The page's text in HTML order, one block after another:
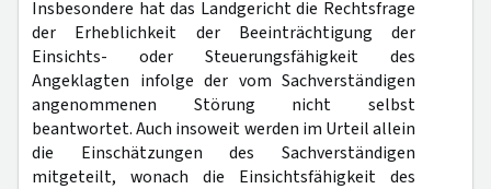
Insbesondere hat das Landgericht die Rechtsfrage
der Erheblichkeit der Beeinträchtigung der
Einsichts- oder Steuerungsfähigkeit des
Angeklagten infolge der vom Sachverständigen
angenommenen Störung nicht selbst
beantwortet. Auch insoweit werden im Urteil allein
die Einschätzungen des Sachverständigen
mitgeteilt, wonach die Einsichtsfähigkeit des